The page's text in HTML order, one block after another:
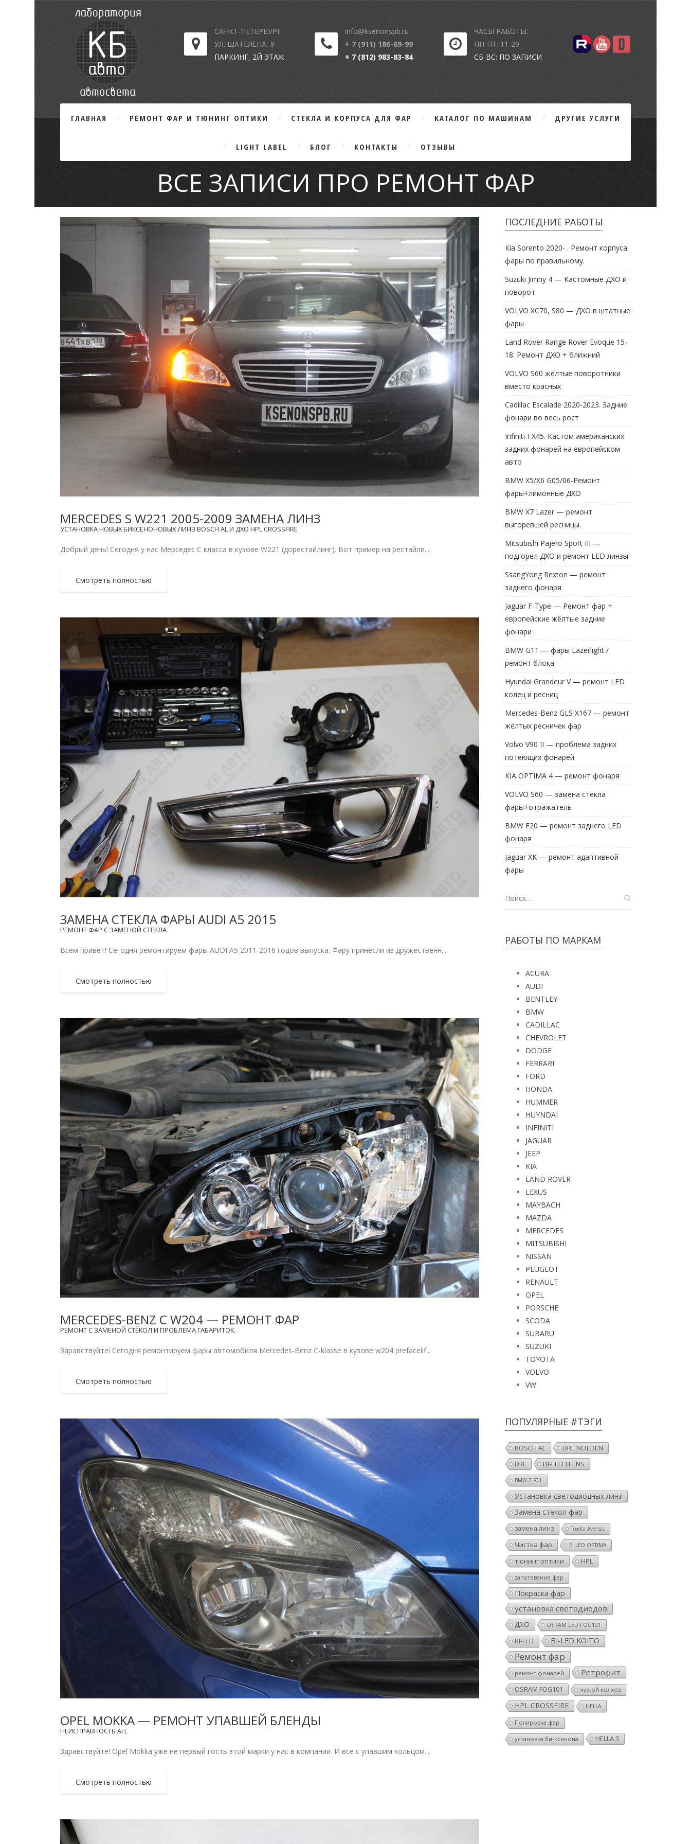
САНКТ-ПЕТЕРБУРГ
УЛ. ШАТЕЛЕНА, 9
ПАРКИНГ, 2Й ЭТАЖ
info@ksenonspb.ru
+ 7 (911) 186-69-99
+ 7 (812) 983-83-84
ЧАСЫ РАБОТЫ:
ПН-ПТ: 11-20
СБ-ВС: ПО ЗАПИСИ
ГЛАВНАЯ РЕМОНТ ФАР И ТЮНИНГ ОПТИКИ СТЕКЛА И КОРПУСА ДЛЯ ФАР КАТАЛОГ ПО МАШИНАМ ДРУГИЕ УСЛУГИ
LIGHT LABEL БЛОГ КОНТАКТЫ ОТЗЫВЫ
ВСЕ ЗАПИСИ ПРО РЕМОНТ ФАР
MERCEDES S W221 2005-2009 ЗАМЕНА ЛИНЗ
УСТАНОВКА НОВЫХ БИКСЕНОНОВЫХ ЛИНЗ BOSCH AL И ДХО HPL CROSSFIRE
Добрый день! Сегодня у нас Мерседес С класса в кузове W221 (дорестайлинг). Вот пример на рестайли...
Смотреть полностью
ЗАМЕНА СТЕКЛА ФАРЫ AUDI A5 2015
РЕМОНТ ФАР С ЗАМЕНОЙ СТЕКЛА
Всем привет! Сегодня ремонтируем фары AUDI A5 2011-2016 годов выпуска. Фару принесли из дружественн...
Смотреть полностью
MERCEDES-BENZ C W204 — РЕМОНТ ФАР
РЕМОНТ С ЗАМЕНОЙ СТЁКОЛ И ПРОБЛЕМА ГАБАРИТОК.
Здравствуйте! Сегодня ремонтируем фары автомобиля Mercedes-Benz C-klasse в кузове w204 prefacelif...
Смотреть полностью
OPEL MOKKA — РЕМОНТ УПАВШЕЙ БЛЕНДЫ
НЕИСПРАВНОСТЬ AFL
Здравствуйте! Opel Mokka уже не первый гость этой марки у нас в компании. И все с упавшим кольцом...
Смотреть полностью
ПОСЛЕДНИЕ РАБОТЫ
Kia Sorento 2020- . Ремонт корпуса
фары по правильному.
Suzuki Jimny 4 — Кастомные ДХО и
поворот
VOLVO XC70, S80 — ДХО в штатные
фары
Land Rover Range Rover Evoque 15-
18. Ремонт ДХО + ближний
VOLVO S60 жёлтые поворотники
вместо красных
Cadillac Escalade 2020-2023. Задние
фонари во весь рост
Infiniti-FX45. Кастом американских
задних фонарей на европейском
авто
BMW X5/X6 G05/06-Ремонт
фары+лимонные ДХО
BMW X7 Lazer — ремонт
выгоревшей ресницы.
Mitsubishi Pajero Sport III —
подгорел ДХО и ремонт LED линзы
SsangYong Rexton — ремонт
заднего фонаря
Jaguar F-Type — Ремонт фар +
европейские жёлтые задние
фонари
BMW G11 — фары Lazerlight /
ремонт блока
Hyundai Grandeur V — ремонт LED
колец и ресниц
Mercedes-Benz GLS X167 — ремонт
жёлтых ресничек фар
Volvo V90 II — проблема задних
потеющих фонарей
KIA OPTIMA 4 — ремонт фонаря
VOLVO S60 — замена стекла
фары+отражатель
BMW F20 — ремонт заднего LED
фонаря
Jaguar XK — ремонт адаптивной
фары
РАБОТЫ ПО МАРКАМ
ACURA
AUDI
BENTLEY
BMW
CADILLAC
CHEVROLET
DODGE
FERRARI
FORD
HONDA
HUMMER
HUYNDAI
INFINITI
JAGUAR
JEEP
KIA
LAND ROVER
LEXUS
MAYBACH
MAZDA
MERCEDES
MITSUBISHI
NISSAN
PEUGEOT
RENAULT
OPEL
PORSCHE
SCODA
SUBARU
SUZUKI
TOYOTA
VOLVO
VW
ПОПУЛЯРНЫЕ #ТЭГИ
BOSCH AL DRL NOLDEN
DRL BI-LED I.LENS
BMW 7 F01
Установка светодиодных линз
Замена стёкол фар
замена линз Toyota Avensis
Чистка фар BI-LED OPTIMA
тюнинг оптики HPL
запотевание фар
Покраска фар
установка светодиодов
ДХО OSRAM LED FOG101
BI-LED BI-LED KOITO
Ремонт фар
ремонт фонарей Ретрофит
OSRAM FOG101 чужой колхоз
HPL CROSSFIRE HELLA
Полировка фар
установка би-ксенона HELLA 3